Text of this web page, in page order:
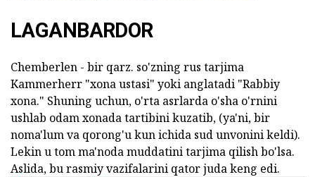
LAGANBARDOR
Chemberlen - bir qarz. so'zning rus tarjima
Kammerherr "xona ustasi" yoki anglatadi "Rabbiy
xona." Shuning uchun, o'rta asrlarda o'sha o'rnini
ushlab odam xonada tartibini kuzatib, (ya'ni, bir
noma'lum va qorong'u kun ichida sud unvonini keldi).
Lekin u tom ma'noda muddatini tarjima qilish bo'lsa.
Aslida, bu rasmiy vazifalarini qator juda keng edi.